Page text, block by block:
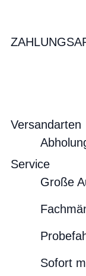
Versandarten
Service
Große
Sofort